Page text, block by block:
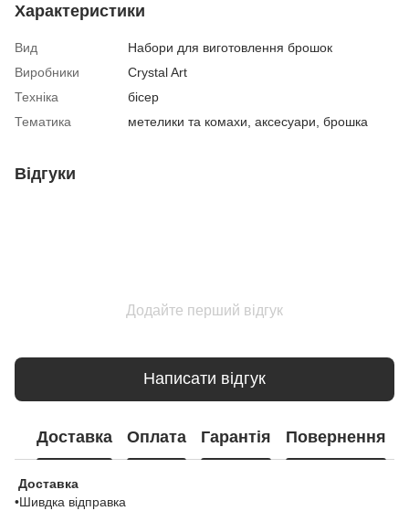
Характеристики
Вид
Набори для виготовлення брошок
Виробники
Crystal Art
Техніка
бісер
Тематика
метелики та комахи, аксесуари, брошка
Відгуки
Додайте перший відгук
Написати відгук
Доставка Оплата Гарантія Повернення
Доставка
•Шивдка відправка